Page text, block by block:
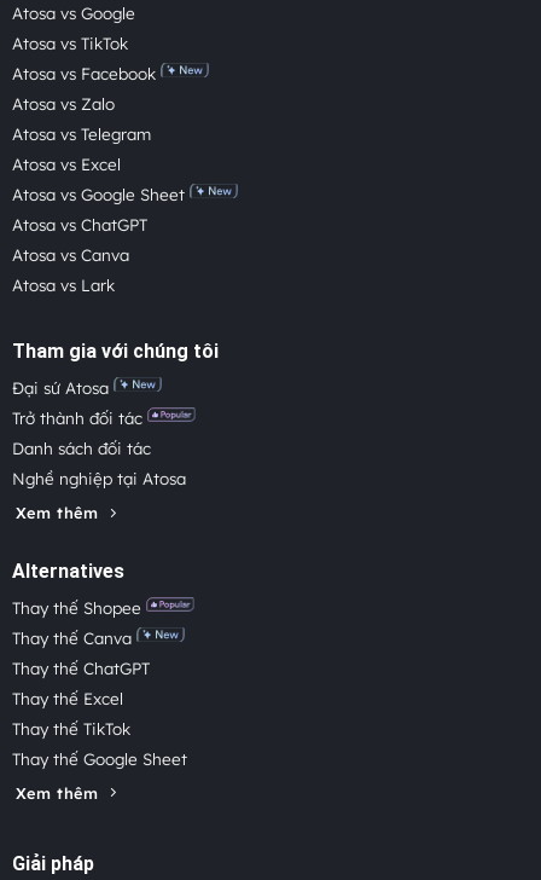
Atosa vs Google
Atosa vs TikTok
Atosa vs Facebook
Atosa vs Zalo
Atosa vs Telegram
Atosa vs Excel
Atosa vs Google Sheet
Atosa vs ChatGPT
Atosa vs Canva
Atosa vs Lark
Tham gia với chúng tôi
Đại sứ Atosa
Trở thành đối tác
Danh sách đối tác
Nghề nghiệp tại Atosa
Xem thêm
Alternatives
Thay thế Shopee
Thay thế Canva
Thay thế ChatGPT
Thay thế Excel
Thay thế TikTok
Thay thế Google Sheet
Xem thêm
Giải pháp